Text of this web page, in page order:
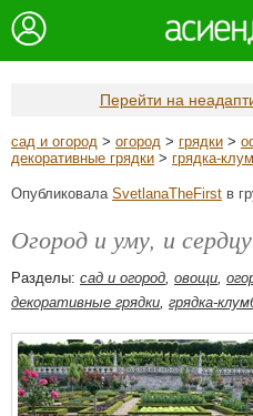
Перейти на
сад и огород > огород > грядки >
декоративные грядки > грядка-
Опубликовала SvetlanaTheFirst в
Огород и уму, и сердцу
Разделы: сад и огород, овощи,
декоративные грядки, грядка-